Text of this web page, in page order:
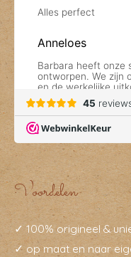
Voordelen
✓ 100% origineel &
✓ op maat en naar